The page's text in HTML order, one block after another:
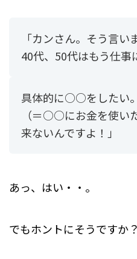
「カンさん。そう言い
40代、50代はもう仕事
具体的に○○をしたい。
（＝○○にお金を使い
来ないんですよ！」
あっ、はい・・。
でもホントにそうですか？